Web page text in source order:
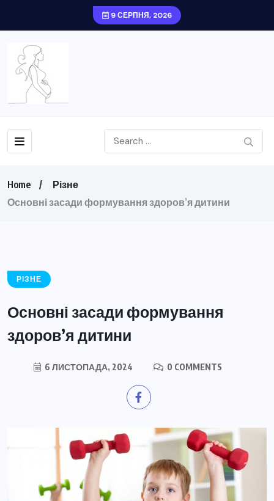
9 СЕРПНЯ, 2026
Home
Різне
Основні засади формування здоров’я дитини
РІЗНЕ
Основні засади формування
здоров’я дитини
6 ЛИСТОПАДА, 2024 0 COMMENTS